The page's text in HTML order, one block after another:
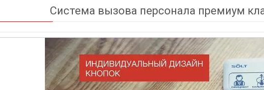
Cистема вызова персонала премиум